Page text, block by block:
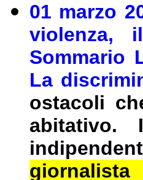
01 marzo
violenza,
Sommario
La
ostacoli
abitativo.